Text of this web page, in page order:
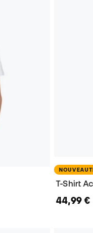
T-Shirt
44,99 €